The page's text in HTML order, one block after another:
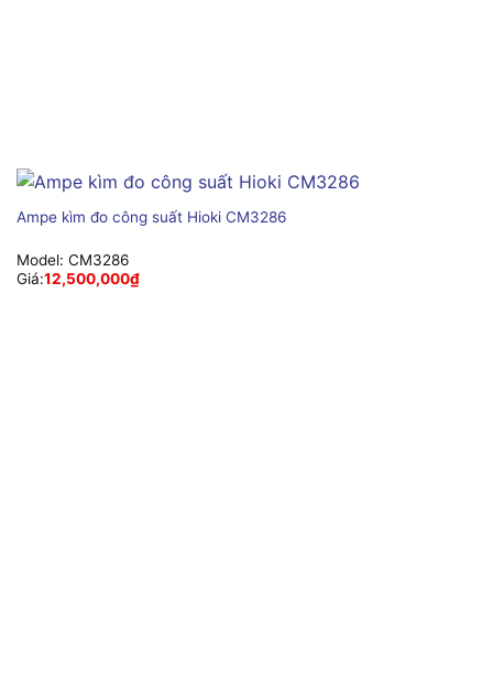
Ampe kìm đo công suất Hioki CM3286
Model: CM3286
Giá:12,500,000₫